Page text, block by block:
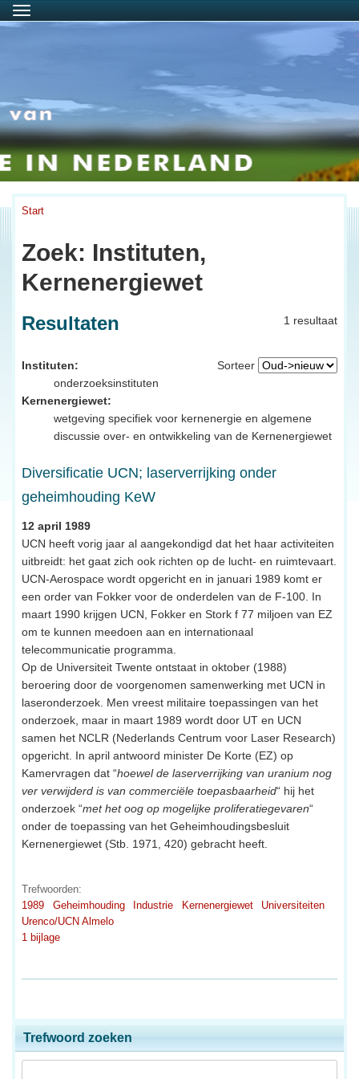
Menu
Start
Zoek: Instituten,
Kernenergiewet
1 resultaat
Resultaten
Sorteer
Instituten:
onderzoeksinstituten
Kernenergiewet:
wetgeving specifiek voor kernenergie en algemene
discussie over- en ontwikkeling van de Kernenergiewet
Diversificatie UCN; laserverrijking onder
geheimhouding KeW
12 april 1989
UCN heeft vorig jaar al aangekondigd dat het haar activiteiten
uitbreidt: het gaat zich ook richten op de lucht- en ruimtevaart.
UCN-Aerospace wordt opgericht en in januari 1989 komt er
een order van Fokker voor de onderdelen van de F-100. In
maart 1990 krijgen UCN, Fokker en Stork f 77 miljoen van EZ
om te kunnen meedoen aan en internationaal
telecommunicatie programma.
Op de Universiteit Twente ontstaat in oktober (1988)
beroering door de voorgenomen samenwerking met UCN in
laseronderzoek. Men vreest militaire toepassingen van het
onderzoek, maar in maart 1989 wordt door UT en UCN
samen het NCLR (Nederlands Centrum voor Laser Research)
opgericht. In april antwoord minister De Korte (EZ) op
Kamervragen dat “hoewel de laserverrijking van uranium nog
ver verwijderd is van commerciële toepasbaarheid“ hij het
onderzoek “met het oog op mogelijke proliferatiegevaren“
onder de toepassing van het Geheimhoudingsbesluit
Kernenergiewet (Stb. 1971, 420) gebracht heeft.
Trefwoorden:
1989
Geheimhouding Industrie Kernenergiewet
Universiteiten
Urenco/UCN Almelo
1 bijlage
Trefwoord zoeken